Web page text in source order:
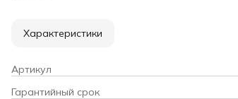
Характеристики
Артикул
Гарантийный срок